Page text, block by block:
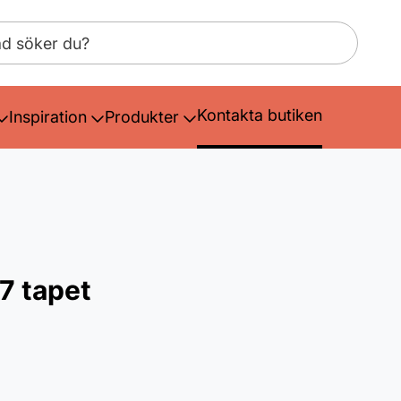
Inspiration Produkter Kontakta butiken
tapet